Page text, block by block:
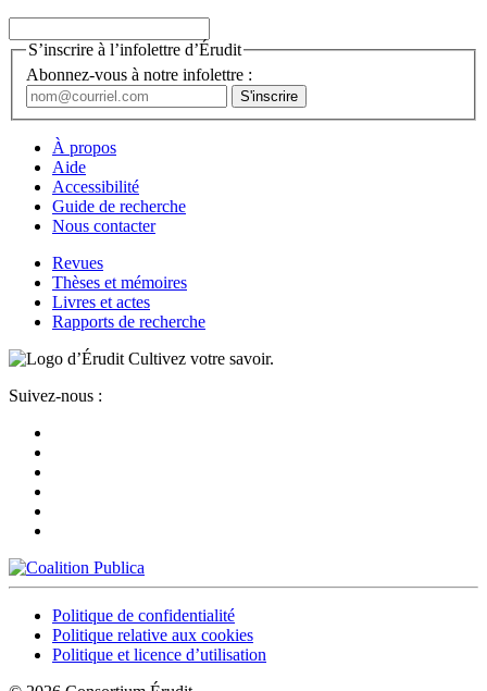
S’inscrire à l’infolettre d’Érudit
Abonnez-vous à notre infolettre :
À propos
Aide
Accessibilité
Guide de recherche
Nous contacter
Revues
Thèses et mémoires
Livres et actes
Rapports de recherche
Cultivez votre savoir.
Suivez-nous :
Politique de confidentialité
Politique relative aux cookies
Politique et licence d’utilisation